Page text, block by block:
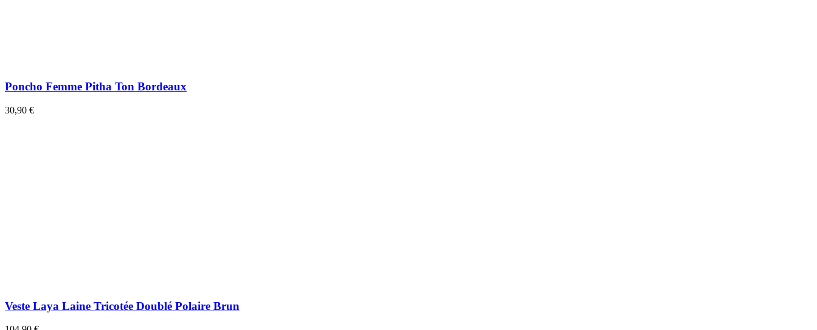
Poncho Femme Pitha Ton Bordeaux
30,90 €
Veste Laya Laine Tricotée Doublé Polaire Brun